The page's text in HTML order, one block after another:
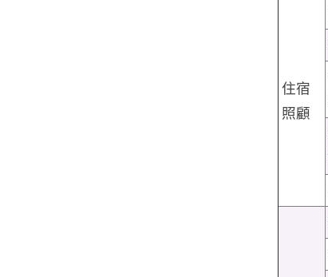
住宿
照顧